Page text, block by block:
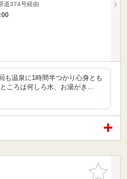
道374号経由
も温泉に1時間半つかり心身とも
ころは何しろ水、お湯がき…
お気に入
りに追加